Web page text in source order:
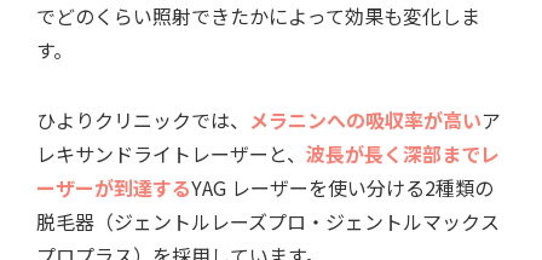
でどのくらい照射できたかによって効果も変化しま
す。
ひよりクリニックでは、 メラニンへの吸収率が高いア
レキサンドライトレーザーと、 波長が長く深部までレ
ーザーが到達するYAG レーザーを使い分ける2種類の
脱毛器（ジェントルレーズプロ・ジェントルマックス